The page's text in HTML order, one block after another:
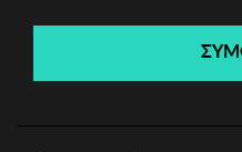
Λήγει σε: 00ημέρες | 00